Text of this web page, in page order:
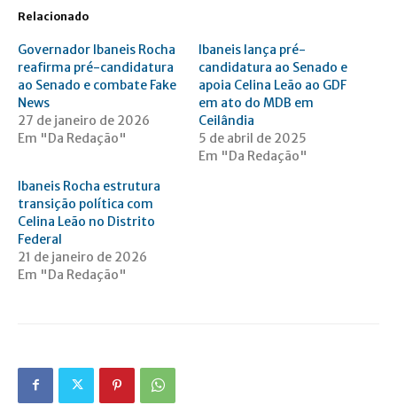
Relacionado
Governador Ibaneis Rocha
reafirma pré-candidatura
ao Senado e combate Fake
News
27 de janeiro de 2026
Em "Da Redação"
Ibaneis lança pré-
candidatura ao Senado e
apoia Celina Leão ao GDF
em ato do MDB em
Ceilândia
5 de abril de 2025
Em "Da Redação"
Ibaneis Rocha estrutura
transição política com
Celina Leão no Distrito
Federal
21 de janeiro de 2026
Em "Da Redação"